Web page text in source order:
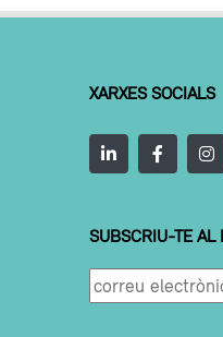
XARXES SOCIALS
SUBSCRIU-TE AL